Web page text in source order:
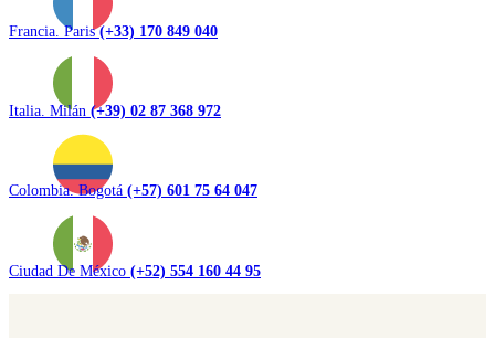
Francia. Paris(+33) 170 849 040
Italia. Milán (+39) 02 87 368 972
Colombia. Bogotá (+57) 601 75 64 047
Ciudad De México (+52) 554 160 44 95